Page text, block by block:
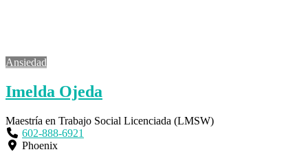
Ansiedad
Imelda Ojeda
Maestría en Trabajo Social Licenciada (LMSW)
602-888-6921
Phoenix